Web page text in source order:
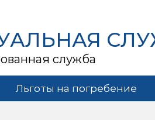
служба
Льготы на погребение